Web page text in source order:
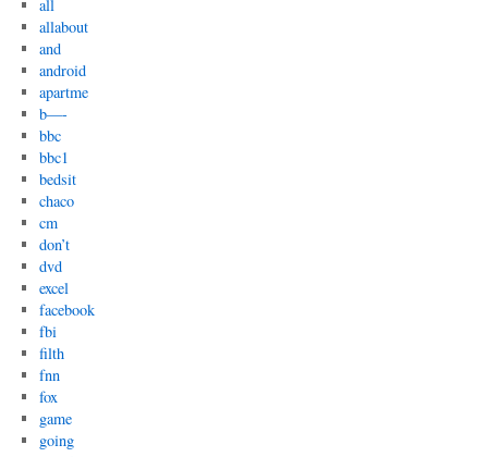
all
allabout
and
android
apartme
b—-
bbc
bbc1
bedsit
chaco
cm
don’t
dvd
excel
facebook
fbi
filth
fnn
fox
game
going